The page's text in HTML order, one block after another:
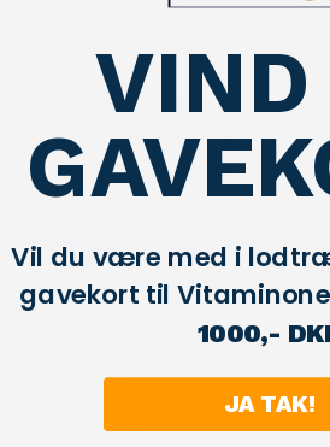
Chaga, Veganske,
Hukommelses-og
anti-aldrings B...
199,00 kr 129,00 kr
VIND
Vil du være med i
gavekort til
1000,-
JA TAK!